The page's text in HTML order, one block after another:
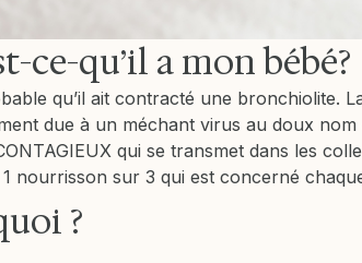
ce-qu’il a mon bébé?
qu’il ait contracté une bronchiolite.
due à un méchant virus au doux nom
qui se transmet dans les
nourrisson sur 3 qui est concerné
?